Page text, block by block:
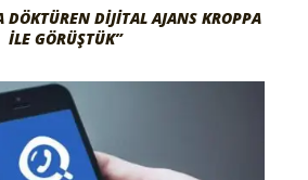
DIJITAL AJANS KROPPA
İLE GÖRÜŞTÜK”